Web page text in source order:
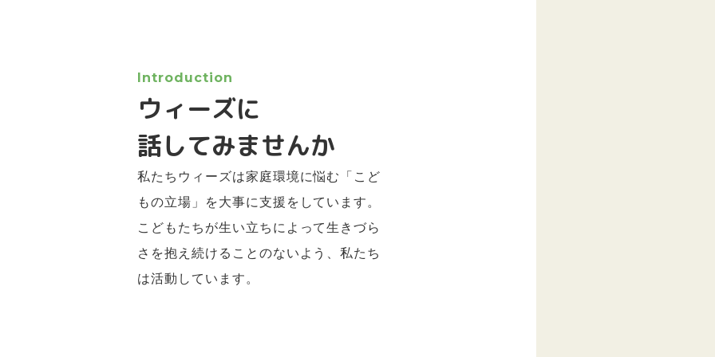
Introduction
ウィーズに
話してみませんか
私たちウィーズは家庭環境に悩む「こど
もの立場」を大事に支援をしています。
こどもたちが生い立ちによって生きづら
さを抱え続けることのないよう、私たち
は活動しています。